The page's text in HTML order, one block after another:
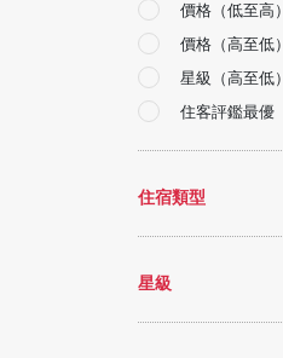
價格（低至高）
價格（高至低）
星級（高至低）
住客評鑑最優
住宿類型
星級